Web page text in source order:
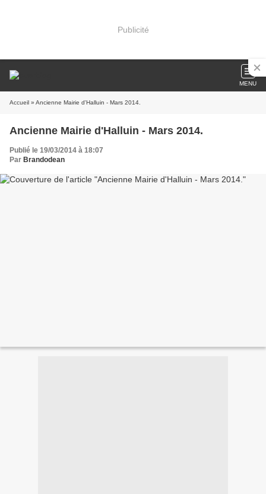
Publicité
MENU
Accueil » Ancienne Mairie d'Halluin - Mars 2014.
Ancienne Mairie d'Halluin - Mars 2014.
Publié le 19/03/2014 à 18:07
Par Brandodean